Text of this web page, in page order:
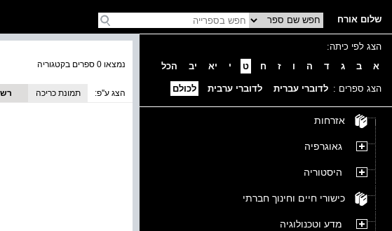
שלום אורח
הצג לפי כיתה:
א
ב ג ד ה ו ז ח ט י יא יב הכל
הצג ספרים : לדוברי עברית לדוברי ערבית לכולם
אזרחות
גאוגרפיה
היסטוריה
כישורי חיים וחינוך חברתי
מדע וטכנולוגיה
נמצאו 0 ספרים בקטגוריה
הצג ע''פ: תמונת כריכה